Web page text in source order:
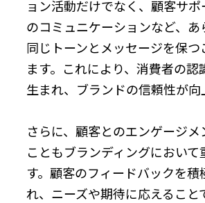
ョン活動だけでなく、顧客サポ
のコミュニケーションなど、あ
同じトーンとメッセージを保
ます。これにより、消費者の認
生まれ、ブランドの信頼性が向
さらに、顧客とのエンゲージメ
こともブランディングにおいて
す。顧客のフィードバックを積
れ、ニーズや期待に応えること